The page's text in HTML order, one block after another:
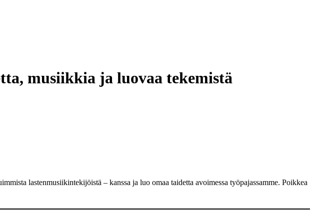
musiikkia ja luovaa tekemistä
lastenmusiikintekijöistä – kanssa ja luo omaa taidetta avoimessa työpajassamme. Poikkea